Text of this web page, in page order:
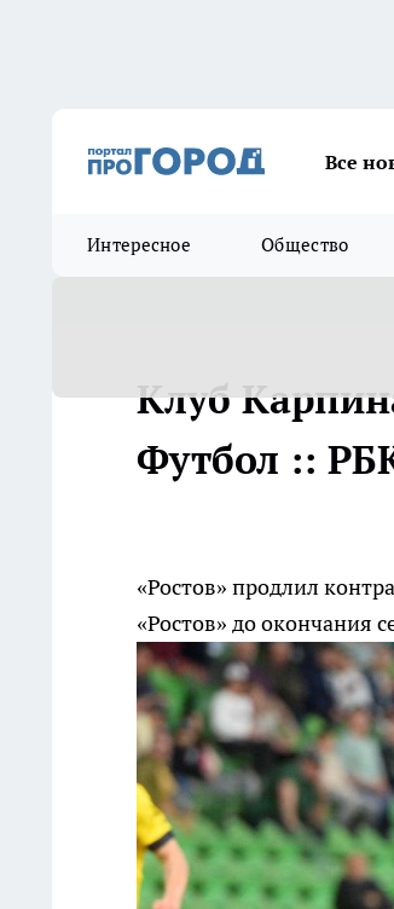
Все
Интересное Общество
Клуб
Футбол ::
«Ростов» продлил
«Ростов» до окончания